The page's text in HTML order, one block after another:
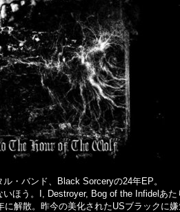
・バンド、Black Sorceryの24年EP。
いほう。I, Destroyer, Bog of the Infidelあ
に解散。昨今の美化されたUSブラックに